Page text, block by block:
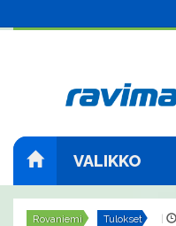
VALIKKO
Rovaniemi Tulokset